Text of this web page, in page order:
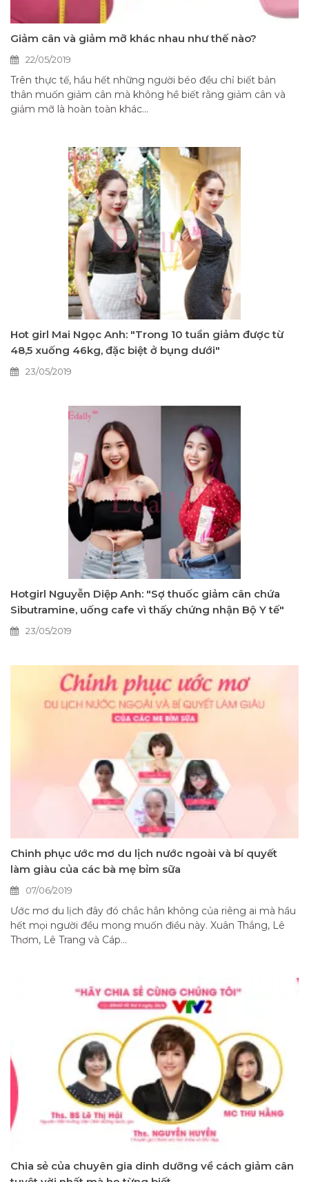
Giảm cân và giảm mỡ khác nhau như thế nào?
22/05/2019
Trên thực tế, hầu hết những người béo đều chỉ biết bản
thân muốn giảm cân mà không hề biết rằng giảm cân và
giảm mỡ là hoàn toàn khác...
Hot girl Mai Ngọc Anh: "Trong 10 tuần giảm được từ
48,5 xuống 46kg, đặc biệt ở bụng dưới"
23/05/2019
Hotgirl Nguyễn Diệp Anh: "Sợ thuốc giảm cân chứa
Sibutramine, uống cafe vì thấy chứng nhận Bộ Y tế"
23/05/2019
Chinh phục ước mơ du lịch nước ngoài và bí quyết
làm giàu của các bà mẹ bỉm sữa
07/06/2019
Ước mơ du lịch đây đó chắc hẳn không của riêng ai mà hầu
hết mọi người đều mong muốn điều này. Xuân Thắng, Lê
Thơm, Lê Trang và Cáp...
Chia sẻ của chuyên gia dinh dưỡng về cách giảm cân